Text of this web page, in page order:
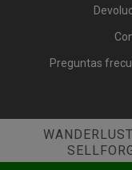
Preguntas